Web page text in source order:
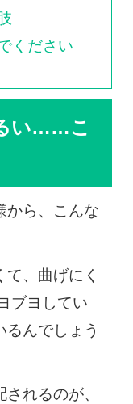
ください
い……こ
から、こんな
て、曲げにく
ブヨしてい
んでしょう
れるのが、